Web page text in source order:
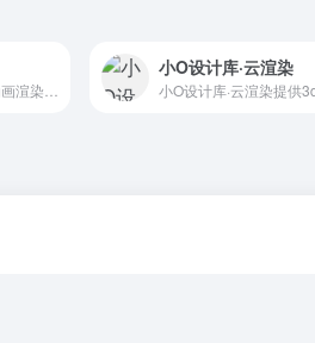
小O设计库·云渲染